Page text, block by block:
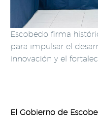
Escobedo firma
para impulsar el
innovación y el
El Gobierno de